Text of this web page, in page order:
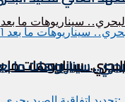
سيناريوهات ما بعد 31